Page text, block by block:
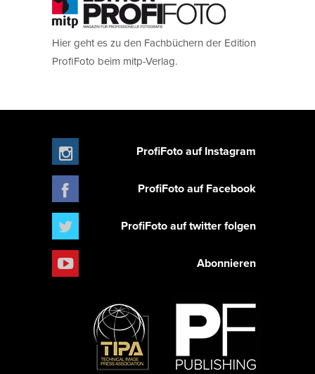
Hier geht es zu den Fachbüchern der Edition
ProfiFoto beim mitp-Verlag.
ProfiFoto auf Instagram
ProfiFoto auf Facebook
ProfiFoto auf twitter folgen
Abonnieren